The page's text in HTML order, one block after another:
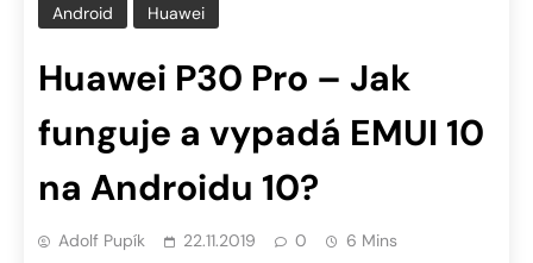
Android Huawei
Huawei P30 Pro – Jak
funguje a vypadá EMUI 10
na Androidu 10?
Adolf Pupík 22.11.2019 0 6 Mins